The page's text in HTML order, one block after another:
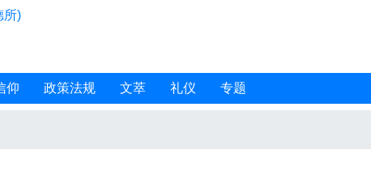
所)
仰 政策法规 文萃 礼仪 专题